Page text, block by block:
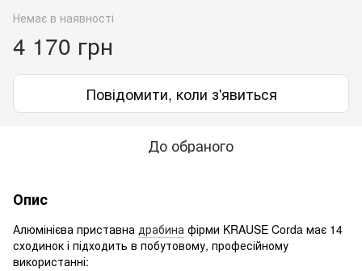
Немає в наявності
4 170 грн
Повідомити, коли з'явиться
До обраного
Опис
Алюмінієва приставна драбина фірми KRAUSE Corda має 14
сходинок і підходить в побутовому, професійному
використанні: